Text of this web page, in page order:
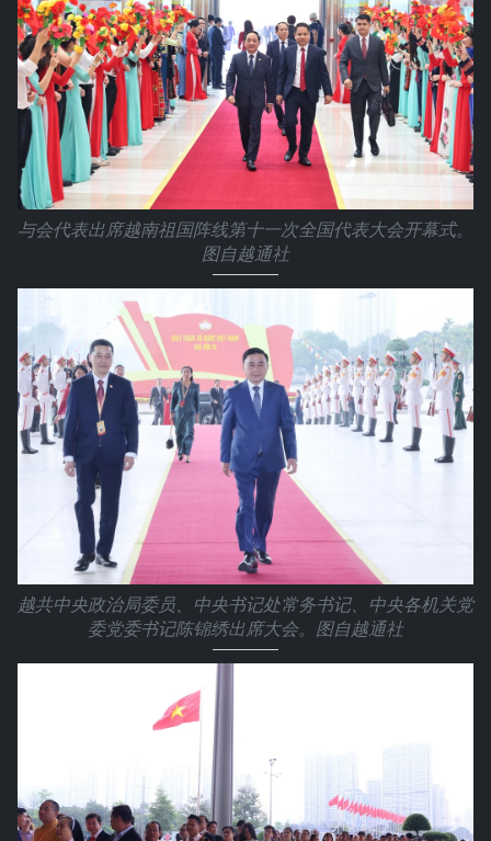
与会代表出席越南祖国阵线第十一次全国代表大会开幕式。
图自越通社
越共中央政治局委员、中央书记处常务书记、中央各机关党
委党委书记陈锦绣出席大会。图自越通社